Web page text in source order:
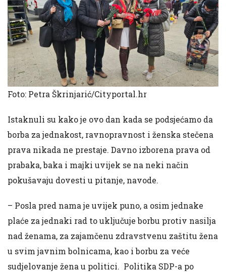
Foto: Petra Škrinjarić/Cityportal.hr
Istaknuli su kako je ovo dan kada se podsjećamo da
borba za jednakost, ravnopravnost i ženska stečena
prava nikada ne prestaje. Davno izborena prava od
prabaka, baka i majki uvijek se na neki način
pokušavaju dovesti u pitanje, navode.
– Posla pred nama je uvijek puno, a osim jednake
plaće za jednaki rad to uključuje borbu protiv nasilja
nad ženama, za zajamčenu zdravstvenu zaštitu žena
u svim javnim bolnicama, kao i borbu za veće
sudjelovanje žena u politici. Politika SDP-a po